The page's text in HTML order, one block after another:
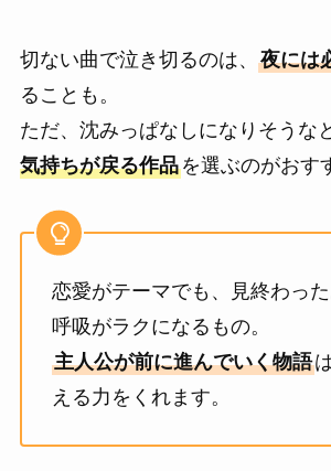
切ない曲で泣き切るのは、 夜には
ることも。
ただ、沈みっぱなしになりそうな
気持ちが戻る作品を選ぶのがおす
恋愛がテーマでも、見終わっ
呼吸がラクになるもの。
主人公が前に進んでいく物語
える力をくれます。